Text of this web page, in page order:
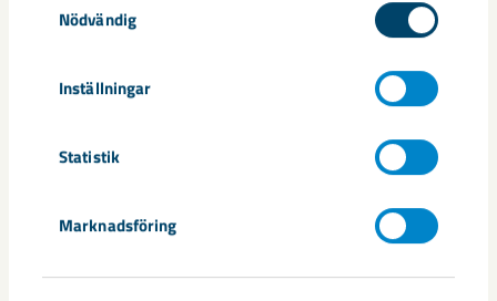
Nödvändig
Inställningar
Statistik
Marknadsföring
Nytt sovringsverk växer fram
Anläggningen kommer att ersätta det befintliga verket från